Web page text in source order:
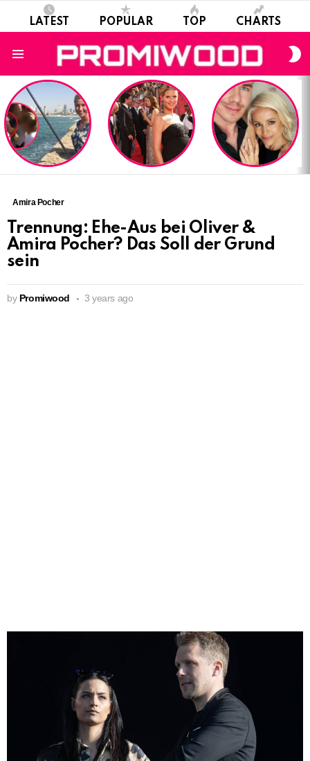
LATEST POPULAR TOP CHARTS
LATEST
STORIES
Amira Pocher
Trennung: Ehe-Aus bei Oliver &
Amira Pocher? Das Soll der Grund
sein
by Promiwood 3 years ago